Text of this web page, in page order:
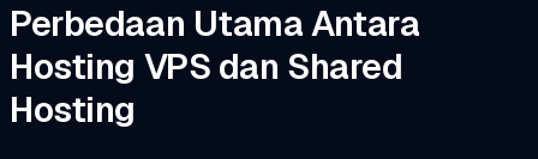
Perbedaan Utama Antara
Hosting VPS dan Shared
Hosting